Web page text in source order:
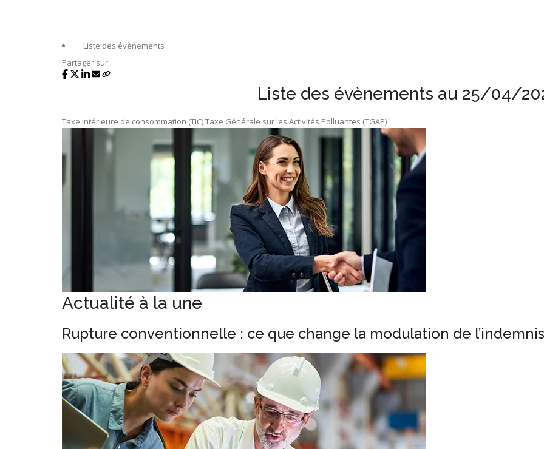
Liste des évènements
Partager sur :
Liste des évènements au 25/04/
Taxe intérieure de consommation (TIC)Taxe Générale sur les Activités Polluantes (TGAP)
Actualité à la une
Rupture conventionnelle : ce que change la modulation de